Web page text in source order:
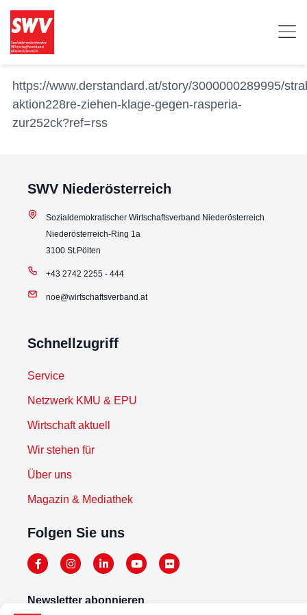
https://www.derstandard.at/story/3000000289995/
aktion228re-ziehen-klage-gegen-rasperia-
zur252ck?ref=rss
SWV Niederösterreich
Sozialdemokratischer Wirtschaftsverband Niederösterreich
Niederösterreich-Ring 1a
3100 St.Pölten
+43 2742 2255 - 444
noe@wirtschaftsverband.at
Schnellzugriff
Service
Netzwerk KMU & EPU
Wirtschaft aktuell
Wir stehen für
Über uns
Magazin & Mediathek
Folgen Sie uns
Newsletter abonnieren